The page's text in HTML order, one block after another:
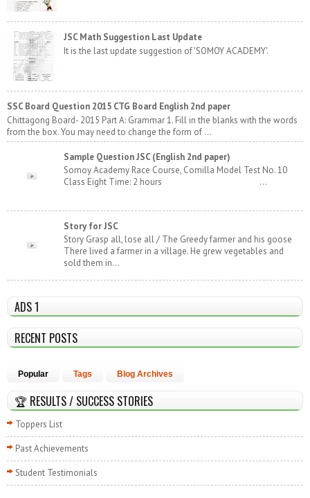
JSC Math Suggestion Last Update
It is the last update suggestion of 'SOMOY ACADEMY'.
SSC Board Question 2015 CTG Board English 2nd paper
Chittagong Board- 2015 Part A: Grammar 1. Fill in the blanks with the words
from the box. You may need to change the form of ...
Sample Question JSC (English 2nd paper)
Somoy Academy Race Course, Comilla Model Test No. 10
Class Eight Time: 2 hours ...
Story for JSC
Story Grasp all, lose all / The Greedy farmer and his goose
There lived a farmer in a village. He grew vegetables and
sold them in...
ADS 1
RECENT POSTS
Popular Tags Blog Archives
🏆 RESULTS / SUCCESS STORIES
Toppers List
Past Achievements
Student Testimonials